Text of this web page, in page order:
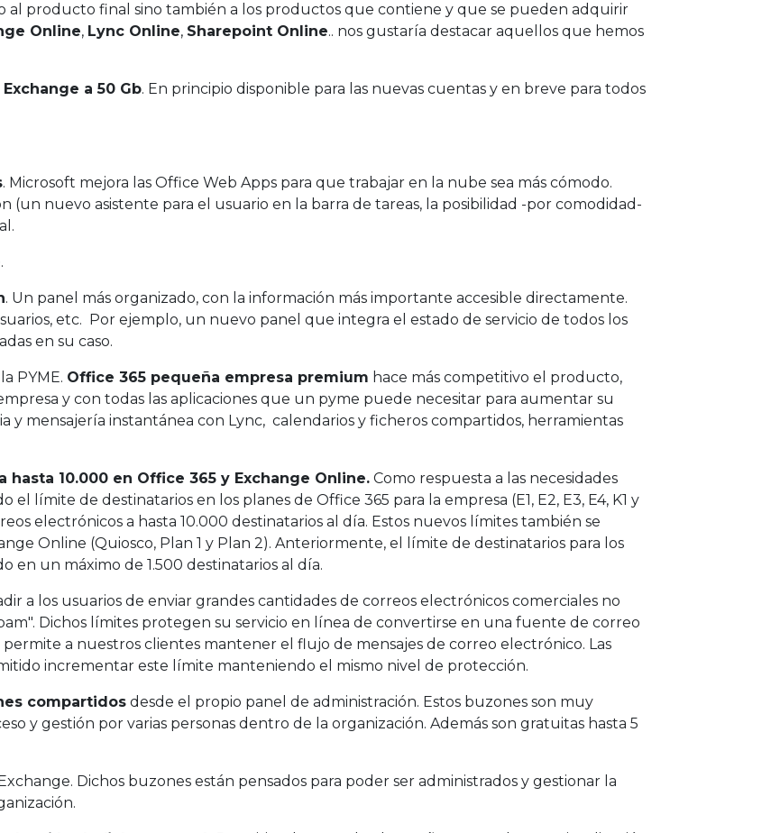
al producto final sino también a los productos que contiene y que se pueden adquirir
Online, Lync Online, Sharepoint Online.. nos gustaría destacar aquellos que hemos
a 50 Gb. En principio disponible para las nuevas cuentas y en breve para todos
. Microsoft mejora las Office Web Apps para que trabajar en la nube sea más cómodo.
(un nuevo asistente para el usuario en la barra de tareas, la posibilidad -por comodidad-
. Un panel más organizado, con la información más importante accesible directamente.
etc. Por ejemplo, un nuevo panel que integra el estado de servicio de todos los
en su caso.
PYME. Office 365 pequeña empresa premium hace más competitivo el producto,
y con todas las aplicaciones que un pyme puede necesitar para aumentar su
y mensajería instantánea con Lync, calendarios y ficheros compartidos, herramientas
10.000 en Office 365 y Exchange Online. Como respuesta a las necesidades
límite de destinatarios en los planes de Office 365 para la empresa (E1, E2, E3, E4, K1 y
electrónicos a hasta 10.000 destinatarios al día. Estos nuevos límites también se
Online (Quiosco, Plan 1 y Plan 2). Anteriormente, el límite de destinatarios para los
en un máximo de 1.500 destinatarios al día.
a los usuarios de enviar grandes cantidades de correos electrónicos comerciales no
Dichos límites protegen su servicio en línea de convertirse en una fuente de correo
a nuestros clientes mantener el flujo de mensajes de correo electrónico. Las
incrementar este límite manteniendo el mismo nivel de protección.
compartidos desde el propio panel de administración. Estos buzones son muy
y gestión por varias personas dentro de la organización. Además son gratuitas hasta 5
Dichos buzones están pensados para poder ser administrados y gestionar la